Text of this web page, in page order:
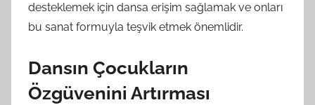
desteklemek için dansa erişim sağlamak ve onları
bu sanat formuyla teşvik etmek önemlidir.
Dansın Çocukların
Özgüvenini Artırması